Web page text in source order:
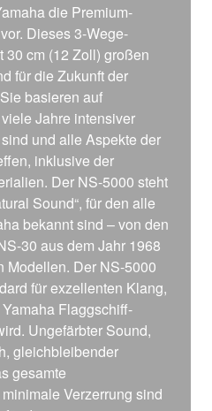
die Premium-
Dieses 3-Wege-
30 cm (12 Zoll) großen
für die Zukunft der
basieren auf
Jahre intensiver
und alle Aspekte der
inklusive der
Der NS-5000 steht
Sound“, für den alle
bekannt sind – von den
30 aus dem Jahr 1968
Modellen. Der NS-5000
für exzellenten Klang,
Flaggschiff-
Ungefärbter Sound,
gleichbleibender
gesamte
Verzerrung sind